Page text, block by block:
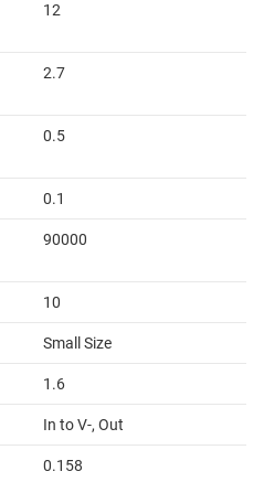
12
2.7
0.5
0.1
90000
10
Small Size
1.6
In to V-, Out
0.158